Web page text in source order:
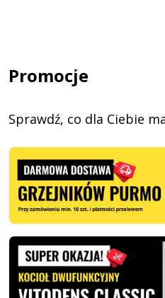
Promocje
Sprawdź, co dla Ciebie